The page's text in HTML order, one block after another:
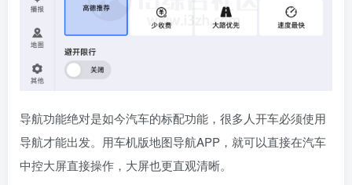
导航功能绝对是如今汽车的标配功能，很多人开车必须使用
导航才能出发。用车机版地图导航APP，就可以直接在汽车
中控大屏直接操作，大屏也更直观清晰。